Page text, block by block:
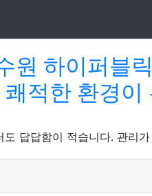
원 하이퍼블
적한 환경이
답답함이 적습니다. 관리